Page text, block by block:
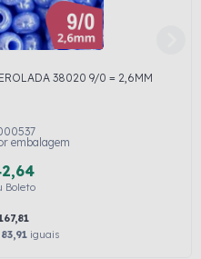
38020 9/0 = 2,6MM
embalagem
Boleto
iguais